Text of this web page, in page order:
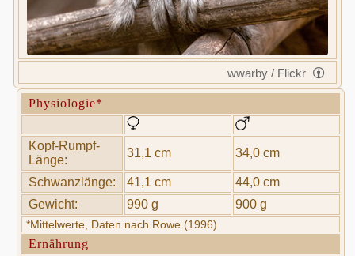
wwarby / Flickr
Physiologie*
Kopf-Rumpf-
Länge:
31,1 cm 34,0 cm
Schwanzlänge: 41,1 cm
44,0 cm
Gewicht:
990 g 900 g
*Mittelwerte, Daten nach Rowe (1996)
Ernährung